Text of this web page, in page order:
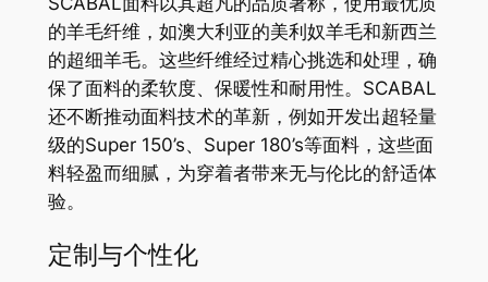
的羊毛纤维，如澳大利亚的美利奴羊毛和新西兰
的超细羊毛。这些纤维经过精心挑选和处理，确
保了面料的柔软度、保暖性和耐用性。SCABAL
还不断推动面料技术的革新，例如开发出超轻量
级的Super 150’s、Super 180’s等面料，这些面
料轻盈而细腻，为穿着者带来无与伦比的舒适体
验。
定制与个性化